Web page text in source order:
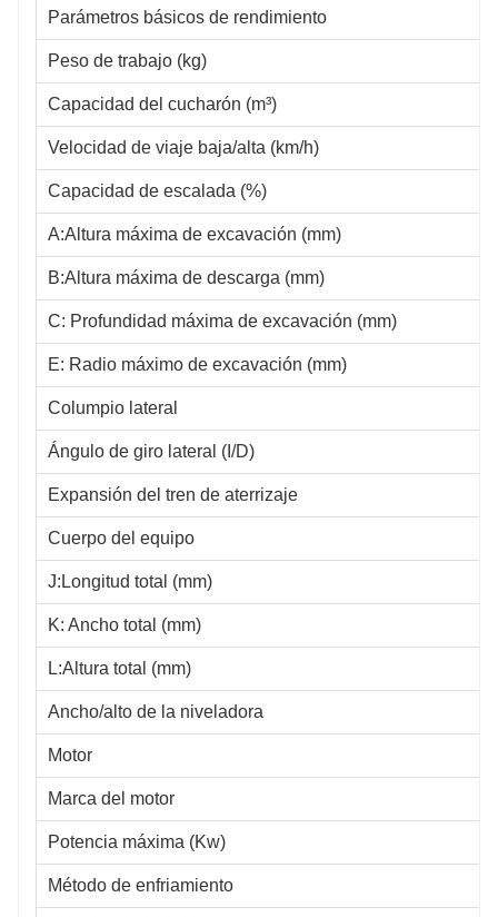
Parámetros básicos de rendimiento
Peso de trabajo (kg)
Capacidad del cucharón (m³)
Velocidad de viaje baja/alta (km/h)
Capacidad de escalada (%)
A:Altura máxima de excavación (mm)
B:Altura máxima de descarga (mm)
C: Profundidad máxima de excavación (mm)
E: Radio máximo de excavación (mm)
Columpio lateral
Ángulo de giro lateral (I/D)
Expansión del tren de aterrizaje
Cuerpo del equipo
J:Longitud total (mm)
K: Ancho total (mm)
L:Altura total (mm)
Ancho/alto de la niveladora
Motor
Marca del motor
Potencia máxima (Kw)
Método de enfriamiento